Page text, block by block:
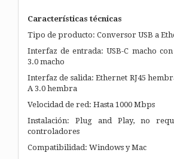
Características técnicas
Tipo de producto: Conversor USB a
Interfaz de entrada: USB-C macho
3.0 macho
Interfaz de salida: Ethernet RJ45
A 3.0 hembra
Velocidad de red: Hasta 1000 Mbps
Instalación: Plug and Play, no
controladores
Compatibilidad: Windows y Mac